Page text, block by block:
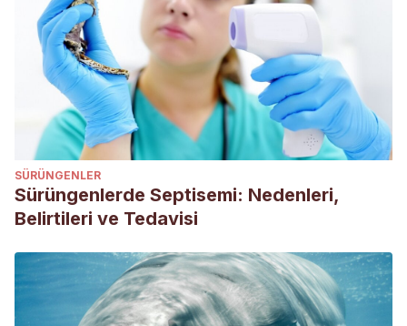
SÜRÜNGENLER
Sürüngenlerde Septisemi: Nedenleri,
Belirtileri ve Tedavisi